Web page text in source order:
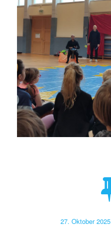
Veröffentlicht
27. Oktober 2025